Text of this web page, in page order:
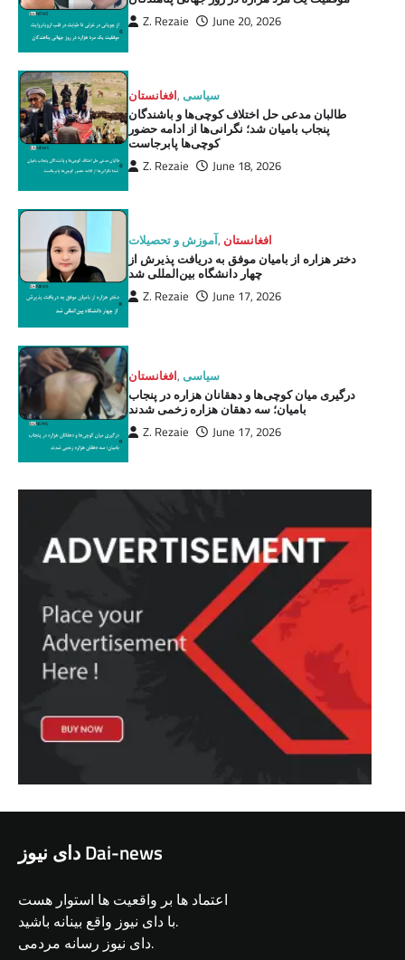
Z. Rezaie June 20, 2026
افغانستان,سیاسی
طالبان مدعی حل اختلاف کوچی‌ها و باشندگان
پنجاب بامیان شد؛ نگرانی‌ها از ادامه حضور
کوچی‌ها پابرجاست
Z. Rezaie June 18, 2026
آموزش و تحصیلات, افغانستان
دختر هزاره از بامیان موفق به دریافت پذیرش از
چهار دانشگاه بین‌المللی شد
Z. Rezaie June 17, 2026
افغانستان,سیاسی
درگیری میان کوچی‌ها و دهقانان هزاره در پنجاب
بامیان؛ سه دهقان هزاره زخمی شدند
Z. Rezaie June 17, 2026
دای نیوز Dai-news
اعتماد ها بر واقعیت ها استوار هست
با دای نیوز واقع بینانه باشید.
دای نیوز رسانه مردمی.